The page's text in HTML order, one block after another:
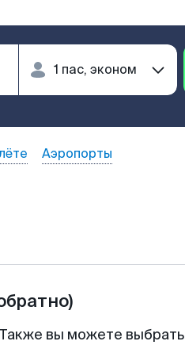
Аэропорты
вы можете выбрать